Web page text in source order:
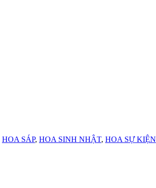
HOA SÁP, HOA SINH NHẬT, HOA SỰ KIỆN